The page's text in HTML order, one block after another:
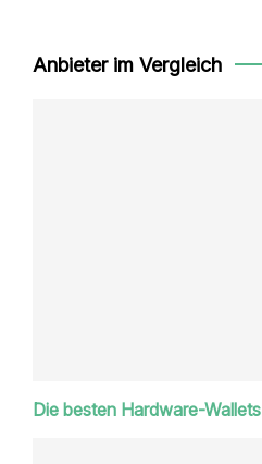
Anbieter im Vergleich
Die besten Hardware-